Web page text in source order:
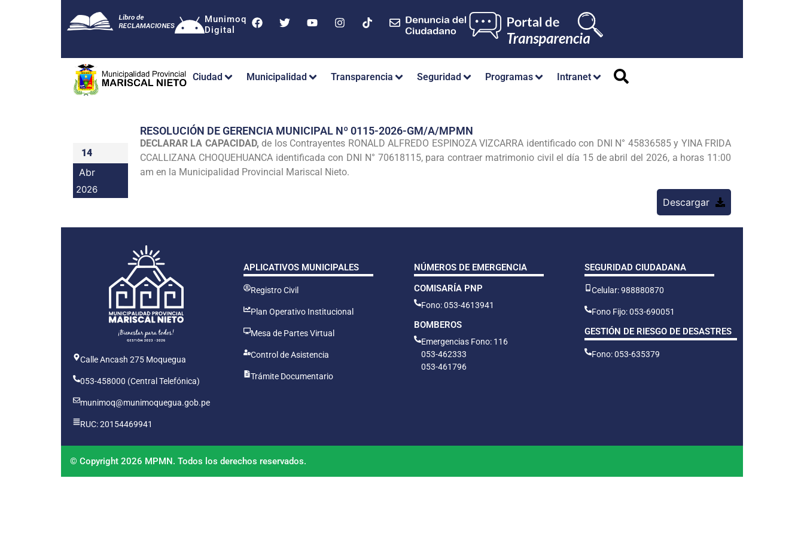
Munimoq
Digital
Ciudad Municipalidad Transparencia Seguridad Programas Intranet
14
Abr
2026
RESOLUCIÓN DE GERENCIA MUNICIPAL Nº 0115-2026-GM/A/MPMN
DECLARAR LA CAPACIDAD, de los Contrayentes RONALD ALFREDO ESPINOZA VIZCARRA identificado con DNI N° 45836585 y YINA FRIDA
CCALLIZANA CHOQUEHUANCA identificada con DNI N° 70618115, para contraer matrimonio civil el día 15 de abril del 2026, a horas 11:00
am en la Municipalidad Provincial Mariscal Nieto.
Descargar
Calle Ancash 275 Moquegua
053-458000 (Central Telefónica)
munimoq@munimoquegua.gob.pe
RUC: 20154469941
APLICATIVOS MUNICIPALES
Registro Civil
Plan Operativo Institucional
Mesa de Partes Virtual
Control de Asistencia
Trámite Documentario
NÚMEROS DE EMERGENCIA
COMISARÍA PNP
Fono: 053-4613941
BOMBEROS
Emergencias Fono: 116
053-462333
053-461796
SEGURIDAD CIUDADANA
Celular: 988880870
Fono Fijo: 053-690051
GESTIÓN DE RIESGO DE DESASTRES
Fono: 053-635379
© Copyright 2026 MPMN. Todos los derechos reservados.